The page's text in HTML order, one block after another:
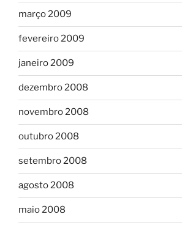
março 2009
fevereiro 2009
janeiro 2009
dezembro 2008
novembro 2008
outubro 2008
setembro 2008
agosto 2008
maio 2008